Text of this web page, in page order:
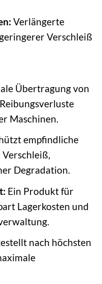
Verlängerte
Verschleiß
Übertragung von
Maschinen.
empfindliche
Degradation.
Ein Produkt für
Lagerkosten und
nach höchsten